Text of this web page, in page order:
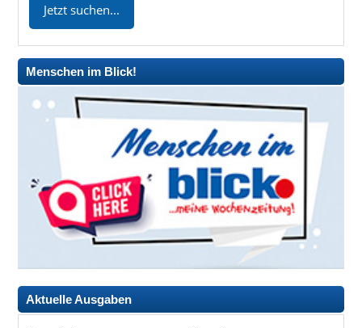
Menschen im Blick!
Aktuelle Ausgaben